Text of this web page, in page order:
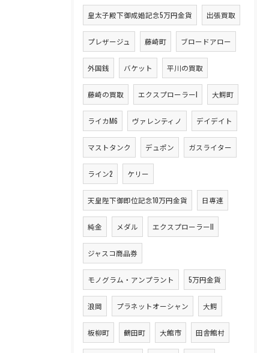
皇太子殿下御成婚記念5万円金貨 出張買取
プレザージュ 藤崎町 ブロードアロー
外国銭 バケット 平川の買取
藤崎の買取 エクスプローラーI 大鰐町
ライカM6 ヴァレンティノ デイデイト
マストタンク デュポン ガスライター
ライン2 ケリー
天皇陛下御即位記念10万円金貨 日専連
純金 メダル エクスプローラーII
ジャスコ商品券
モノグラム・アンプラント 5万円金貨
浪岡 プラネットオーシャン 大鰐
板柳町 鶴田町 大館市 田舎館村